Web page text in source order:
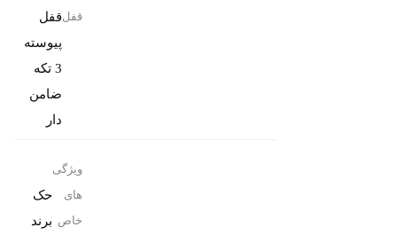
قفلقفل
پیوسته
3 تکه
ضامن
دار
ویژگی
های
خاص
حک
برند